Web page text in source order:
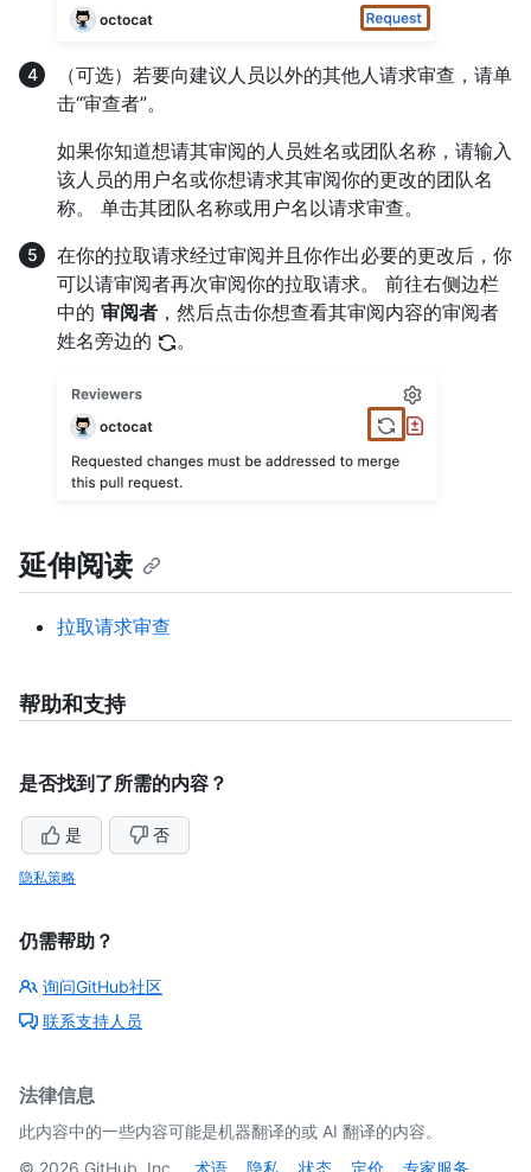
（可选）若要向建议人员以外的其他人请求审查，请单
击“审查者”。
如果你知道想请其审阅的人员姓名或团队名称，请输入
该人员的用户名或你想请求其审阅你的更改的团队名
称。 单击其团队名称或用户名以请求审查。
在你的拉取请求经过审阅并且你作出必要的更改后，你
可以请审阅者再次审阅你的拉取请求。 前往右侧边栏
中的 审阅者 ，然后点击你想查看其审阅内容的审阅者
姓名旁边的
。
延伸阅读
拉取请求审查
帮助和支持
是否找到了所需的内容？
是 否
隐私策略
仍需帮助？
询问GitHub社区
联系支持人员
法律信息
此内容中的一些内容可能是机器翻译的或 AI 翻译的内容。
© 2026 GitHub, Inc. 术语 隐私 状态 定价 专家服务